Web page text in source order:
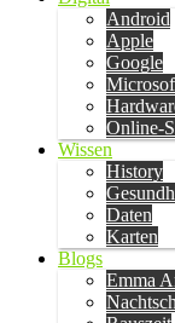
Android
Apple
Google
Online-
Wissen
History
Daten
Karten
Blogs
Emma